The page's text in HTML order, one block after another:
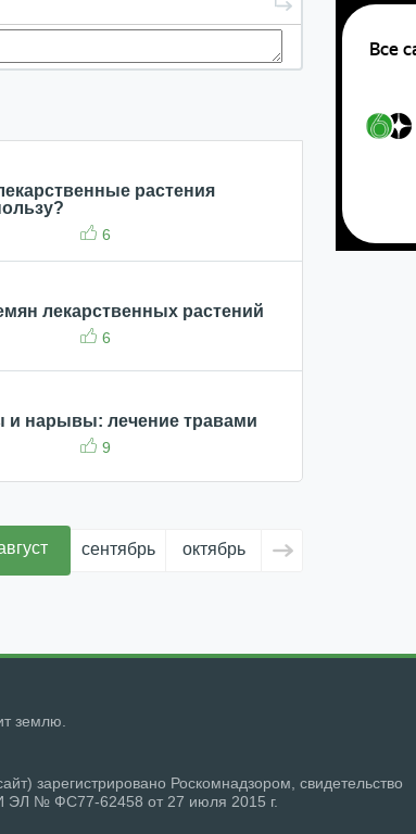
растения
6
лекарственных растений
6
и нарывы: лечение травами
9
сентябрь октябрь ноябрь
землю.
зарегистрировано Роскомнадзором, свидетельство
ЭЛ № ФС77-62458 от 27 июля 2015 г.